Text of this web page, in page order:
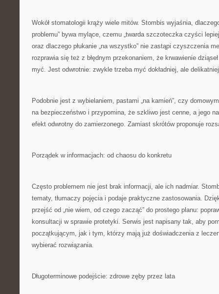
Wokół stomatologii krąży wiele mitów. Stombis wyjaśnia,
problemu” bywa mylące, czemu „twarda szczoteczka czyści
oraz dlaczego płukanie „na wszystko” nie zastąpi czyszczenia
rozprawia się też z błędnym przekonaniem, że krwawienie
myć. Jest odwrotnie: zwykle trzeba myć dokładniej, ale
Podobnie jest z wybielaniem, pastami „na kamień”, czy
na bezpieczeństwo i przypomina, że szkliwo jest cenne, a jego
efekt odwrotny do zamierzonego. Zamiast skrótów proponuje
Porządek w informacjach: od chaosu do konkretu
Często problemem nie jest brak informacji, ale ich nadmiar.
tematy, tłumaczy pojęcia i podaje praktyczne zastosowania.
przejść od „nie wiem, od czego zacząć” do prostego planu:
konsultacji w sprawie protetyki. Serwis jest napisany tak, aby
początkującym, jak i tym, którzy mają już doświadczenia z
wybierać rozwiązania.
Długoterminowe podejście: zdrowe zęby przez lata